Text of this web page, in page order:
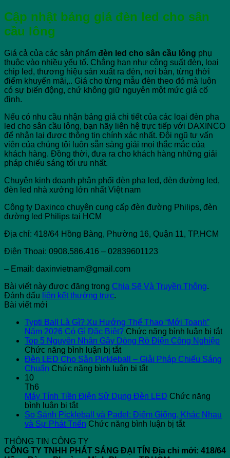
Cập nhật bảng giá đèn led cho sân
cầu lông
Giá cả của các sản phẩm đèn led cho sân cầu lông phụ
thuộc vào nhiều yếu tố. Chẳng hạn như công suất đèn, loại
chip led, thương hiệu sản xuất ra đèn, nơi bán, từng thời
điểm khuyến mãi,.. Giá cho từng mẫu đèn theo đó mà luôn
có sự biến động, chứ không giữ nguyên một mức giá cố
định.
Nếu có nhu cầu nhận bảng giá chi tiết của các loại đèn pha
led cho sân cầu lông, bạn hãy liên hệ trực tiếp với DAXINCO
để nhận lại được thông tin chính xác nhất. Đội ngũ tư vấn
viên của chúng tôi luôn sẵn sàng giải mọi thắc mắc của
khách hàng. Đồng thời, đưa ra cho khách hàng những giải
pháp chiếu sáng tối ưu nhất.
Chuyên kinh doanh phân phối đèn pha led, đèn đường led,
đèn led nhà xưởng lớn nhất Việt nam
Công ty Daxinco chuyên cung cấp đèn đường Philips, đèn
đường led Philips tại HCM
Địa chỉ: 418/64 Hồng Bàng, Phường 16, Quận 11, TP.HCM
Điện Thoại: 0908.586.416 – 02839601123
– Email: daxinvietnam@gmail.com
Bài viết này được đăng trong Chia Sẽ Và Truyền Thông.
Đánh dấu liên kết thường trực.
Bài viết mới
Typti Ball Là Gì? Xu Hướng Thể Thao “Mới Toanh”
Năm 2026 Có Gì Đặc Biệt? Chức năng bình luận bị tắtở
Top 5 Nguyên Nhân Gây Dòng Rò Điện Công Nghiệp
Chức năng bình luận bị tắtở
Top
5
Gây
Rò
Điện
Đèn LED Cho Sân Pickleball – Giải Pháp Chiếu Sáng
Chuẩn Chức năng bình luận bị tắtở
Cho
Pickleball
–
Chiếu
10
Th6
Máy Tính Tiền Điện Sử Dụng Đèn LED Chức năng
bình luận bị tắtở
Máy
Tính
Điện
Sử
So Sánh Pickleball và Padel: Điểm Giống, Khác Nhau
và Sự Phát Triển Chức năng bình luận bị tắtở
Pickleball
THÔNG TIN CÔNG TY
CÔNG TY TNHH PHÁT SÁNG ĐẠI TÍN Địa chỉ mới: 418/64